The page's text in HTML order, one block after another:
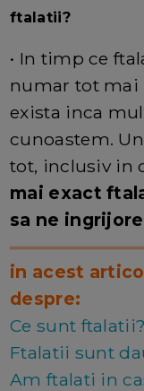
ftalatii?
• In timp ce
numar tot mai
exista inca
cunoastem.
tot, inclusiv in
mai exact
sa ne
in acest
despre:
Ce sunt ftalatii?
Ftalatii sunt
Am ftalati in